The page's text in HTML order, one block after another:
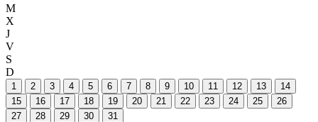
M
X
J
V
S
D
1 2 3 4 5 6 7 8 9 10 11 12 13
14
15
16 17 18 19 20 21 22 23 24 25
26
27
28 29 30 31